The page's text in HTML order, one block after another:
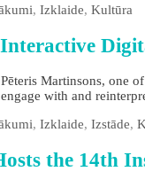
, Izklaide, Kultūra
Martinsons, one
with and
, Izklaide, Izstāde,
the 14th